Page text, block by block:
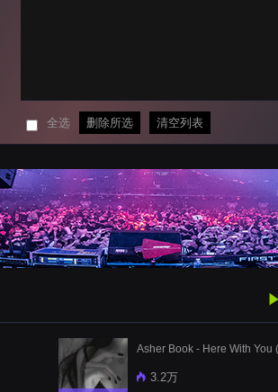
全选 删除所选 清空列表
Asher Book - Here With You
3.2万